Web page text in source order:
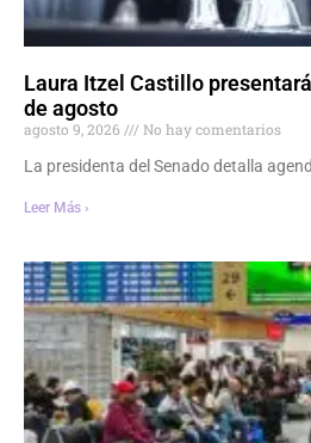
Laura Itzel Castillo
de agosto
agosto 9, 2026
No hay comentarios
La presidenta del Senado detalla
Leer Más ›